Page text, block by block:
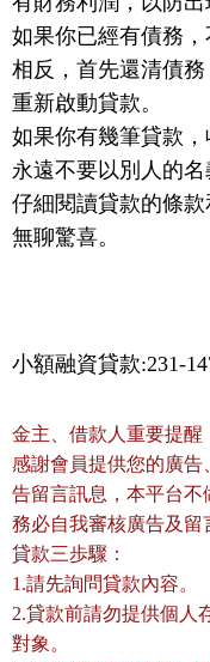
如果你已經有債務，
相反，首先還清債
重新啟動貸款。
如果你有幾筆貸款，
永遠不要以別人的名
仔細閱讀貸款的條
無聊驚喜。
小額融資貸款:231-
金主、借款人重要提醒
感謝會員提供您的廣
告留言訊息，本平台不
務必自我審核廣告及留
貸款三歩驟：
1.請先詢問貸款內容。
2.貸款前請勿提供個人
對象。